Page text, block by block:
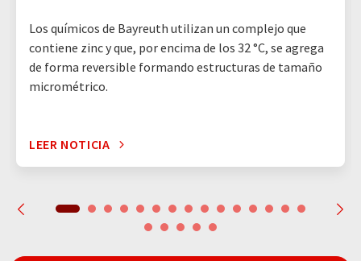
Los químicos de Bayreuth utilizan un complejo que
contiene zinc y que, por encima de los 32 °C, se agrega
de forma reversible formando estructuras de tamaño
micrométrico.
LEER NOTICIA